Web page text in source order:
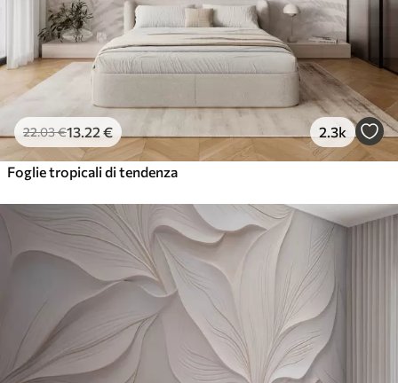
22.03€13 .22 € 2.3k
Foglie tropicali di tendenza